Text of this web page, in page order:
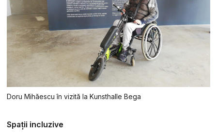
Doru Mihăescu în vizită la Kunsthalle Bega
Spații incluzive